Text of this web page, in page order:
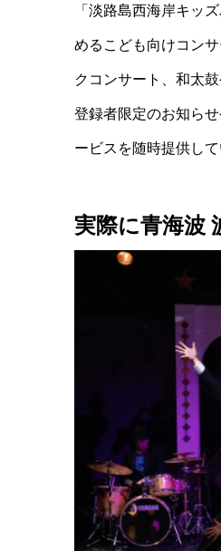
「淡路島西海岸キッ
めるこども向けコン
クコンサート、和太
登録者限定のお知ら
ービスを随時提供して
実際に青海波